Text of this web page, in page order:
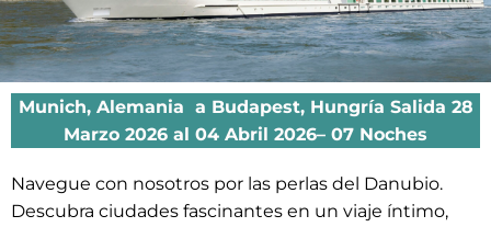
Munich, Alemania a Budapest, Hungría Salida 28
Marzo 2026 al 04 Abril 2026– 07 Noches
Navegue con nosotros por las perlas del Danubio.
Descubra ciudades fascinantes en un viaje íntimo,